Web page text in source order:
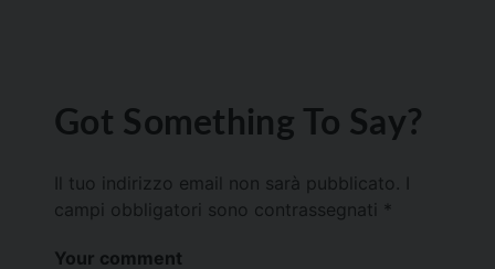
Got Something To Say?
Il tuo indirizzo email non sarà pubblicato.
campi obbligatori sono contrassegnati *
Your comment